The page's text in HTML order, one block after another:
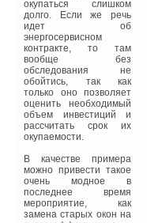
окупаться слишком
долго. Если же речь
идет об
энергосервисном
контракте, то там
вообще без
обследования не
обойтись, так как
только оно позволяет
оценить необходимый
объем инвестиций и
рассчитать срок их
окупаемости.
В качестве примера
можно привести такое
очень модное в
последнее время
мероприятие, как
замена старых окон на
односемейного жилого
дома (площадью — 150
м2, количество жителей
четыре человека) в
сравнении с
действующими СНиП
П3–79 «Строительная
теплотехника» с
изменениями и
дополнениями 1995 г. в
сравнении с
требованиями к
энергоэффективным
Европейском
Сообществе. Снижение
теплопотребления
достигается в первую
очередь: